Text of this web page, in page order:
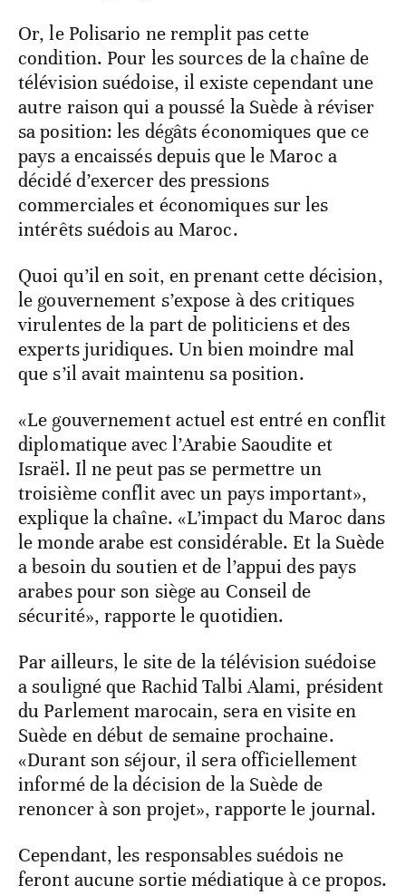
Or, le Polisario ne remplit pas cette
condition. Pour les sources de la chaîne de
télévision suédoise, il existe cependant une
autre raison qui a poussé la Suède à réviser
sa position: les dégâts économiques que ce
pays a encaissés depuis que le Maroc a
décidé d’exercer des pressions
commerciales et économiques sur les
intérêts suédois au Maroc.
Quoi qu’il en soit, en prenant cette décision,
le gouvernement s’expose à des critiques
virulentes de la part de politiciens et des
experts juridiques. Un bien moindre mal
que s’il avait maintenu sa position.
«Le gouvernement actuel est entré en conflit
diplomatique avec l’Arabie Saoudite et
Israël. Il ne peut pas se permettre un
troisième conflit avec un pays important»,
explique la chaîne. «L’impact du Maroc dans
le monde arabe est considérable. Et la Suède
a besoin du soutien et de l’appui des pays
arabes pour son siège au Conseil de
sécurité», rapporte le quotidien.
Par ailleurs, le site de la télévision suédoise
a souligné que Rachid Talbi Alami, président
du Parlement marocain, sera en visite en
Suède en début de semaine prochaine.
«Durant son séjour, il sera officiellement
informé de la décision de la Suède de
renoncer à son projet», rapporte le journal.
Cependant, les responsables suédois ne
feront aucune sortie médiatique à ce propos.